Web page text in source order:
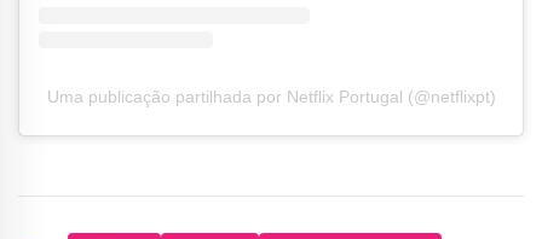
Uma publicação partilhada por Netflix Portugal (@netflixpt)